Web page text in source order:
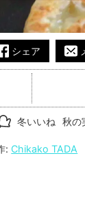
シェア
冬いいね 秋の
: Chikako TADA